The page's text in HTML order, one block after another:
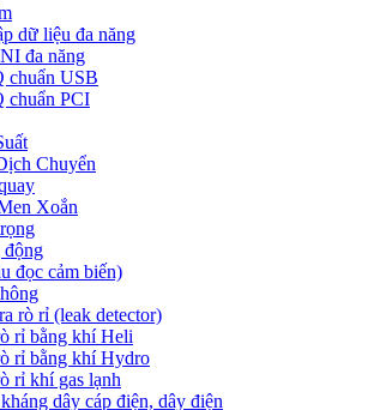
dữ liệu đa năng
đa năng
USB
PCI
Chuyển
Xoắn
đọc cảm biến)
rò rỉ (leak detector)
rỉ bằng khí Heli
rỉ bằng khí Hydro
rỉ khí gas lạnh
dây cáp điện, dây điện